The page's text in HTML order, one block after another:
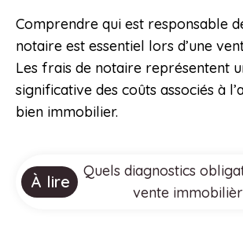
Comprendre qui est responsable
notaire est essentiel lors d’une
Les frais de notaire représentent
significative des coûts associés à
bien immobilier.
À lire
Quels diagnostics
vente